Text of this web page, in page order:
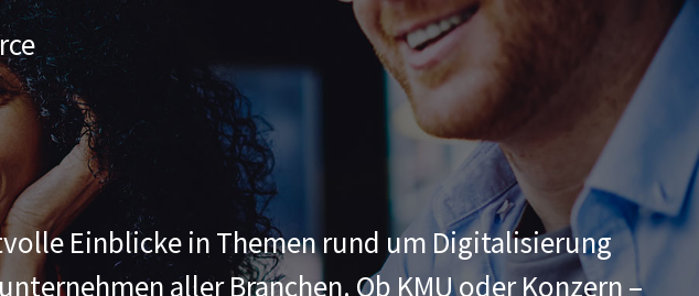
Einblicke in Themen rund um Digitalisierung
aller Branchen. Ob KMU oder Konzern –